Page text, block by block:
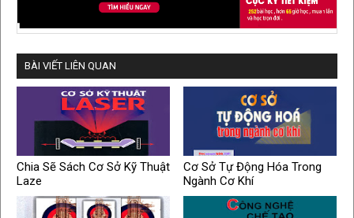
BÀI VIẾT LIÊN QUAN
Chia Sẽ Sách Cơ Sở Kỹ Thuật
Laze
Cơ Sở Tự Động Hóa Trong
Ngành Cơ Khí